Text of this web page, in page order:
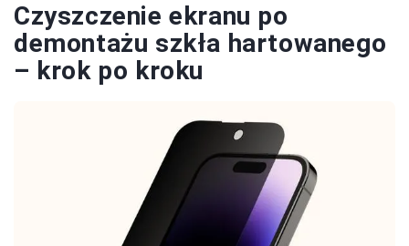
Czyszczenie ekranu po
demontażu szkła hartowanego
– krok po kroku